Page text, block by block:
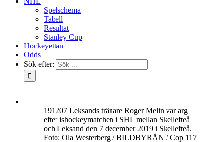
Spelschema
Tabell
Resultat
Stanley Cup
Hockeyettan
Odds
Sök efter:
191207 Leksands tränare Roger Melin var arg
efter ishockeymatchen i SHL mellan Skellefteå
och Leksand den 7 december 2019 i Skellefteå.
Foto: Ola Westerberg / BILDBYRÅN / Cop 117